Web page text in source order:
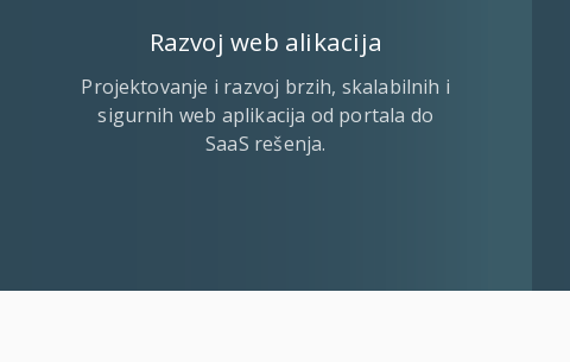
Razvoj web alikacija
Projektovanje i razvoj brzih, skalabilnih i
sigurnih web aplikacija od portala do
SaaS rešenja.